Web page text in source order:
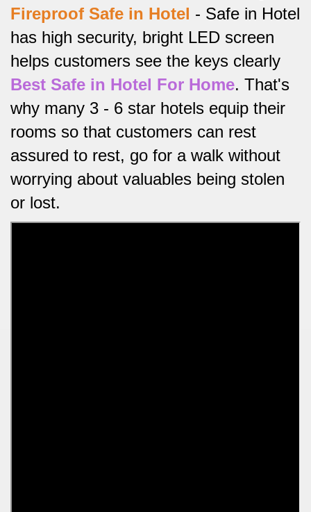
Fireproof Safe in Hotel - Safe in Hotel
has high security, bright LED screen
helps customers see the keys clearly
Best Safe in Hotel For Home. That's
why many 3 - 6 star hotels equip their
rooms so that customers can rest
assured to rest, go for a walk without
worrying about valuables being stolen
or lost.